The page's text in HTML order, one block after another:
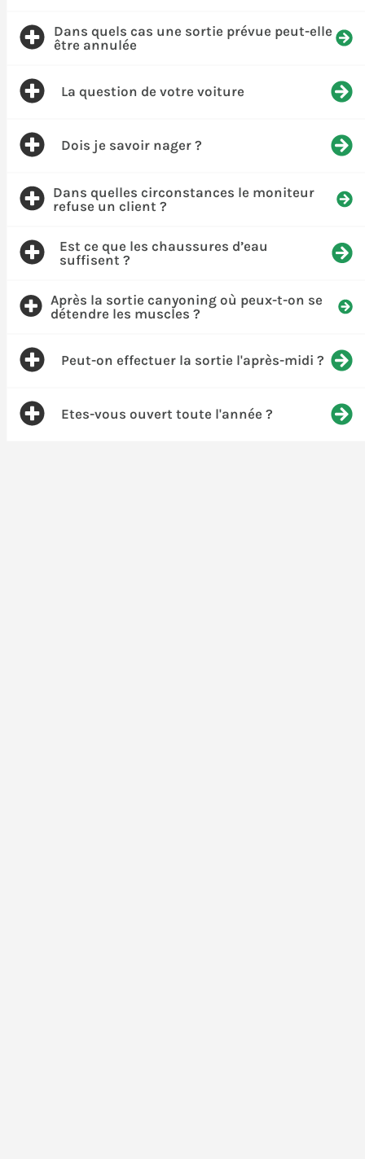
Dans quels cas une sortie prévue peut-elle
être annulée
La question de votre voiture
Dois je savoir nager ?
Dans quelles circonstances le moniteur
refuse un client ?
Est ce que les chaussures d’eau
suffisent ?
Après la sortie canyoning où peux-t-on se
détendre les muscles ?
Peut-on effectuer la sortie l'après-midi ?
Etes-vous ouvert toute l'année ?